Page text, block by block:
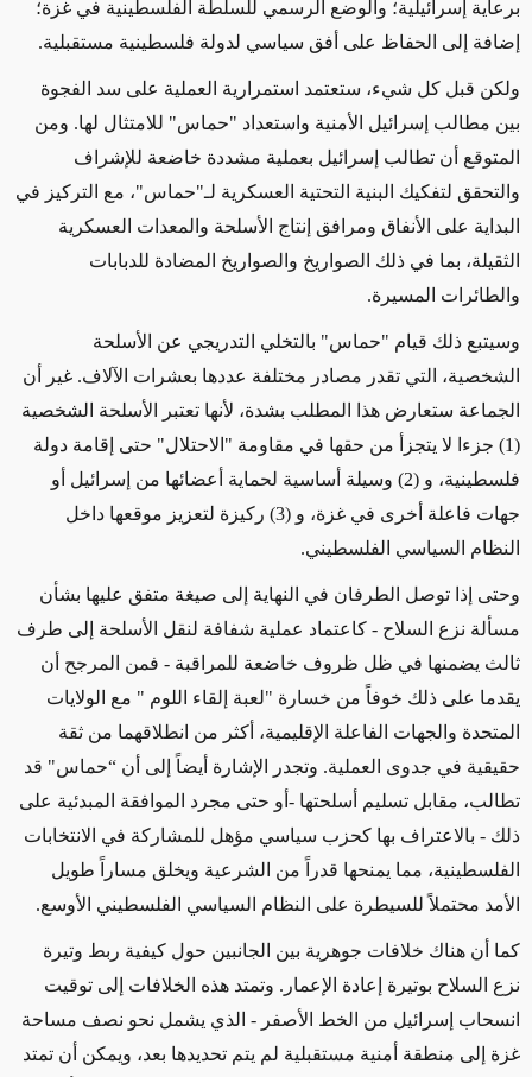
برعاية إسرائيلية؛ والوضع الرسمي للسلطة الفلسطينية في غزة؛
إضافة إلى الحفاظ على أفق سياسي لدولة فلسطينية مستقبلية.
ولكن قبل كل شيء، ستعتمد استمرارية العملية على سد الفجوة
بين مطالب إسرائيل الأمنية واستعداد "حماس" للامتثال لها. ومن
المتوقع أن تطالب إسرائيل بعملية مشددة خاضعة للإشراف
والتحقق لتفكيك البنية التحتية العسكرية لـ"حماس"، مع التركيز في
البداية على الأنفاق ومرافق إنتاج الأسلحة والمعدات العسكرية
الثقيلة، بما في ذلك الصواريخ والصواريخ المضادة للدبابات
والطائرات المسيرة.
وسيتبع ذلك قيام "حماس" بالتخلي التدريجي عن الأسلحة
الشخصية، التي تقدر مصادر مختلفة عددها بعشرات الآلاف. غير أن
الجماعة ستعارض هذا المطلب بشدة، لأنها تعتبر الأسلحة الشخصية
(1)
جزءا لا يتجزأ من حقها في مقاومة "الاحتلال" حتى إقامة دولة
فلسطينية، و (2)
وسيلة أساسية لحماية أعضائها من إسرائيل أو
جهات فاعلة أخرى في غزة، و (3)
ركيزة لتعزيز موقعها داخل
النظام السياسي الفلسطيني.
وحتى إذا توصل الطرفان في النهاية إلى صيغة متفق عليها بشأن
مسألة نزع السلاح - كاعتماد عملية شفافة لنقل الأسلحة إلى طرف
ثالث يضمنها في ظل ظروف خاضعة للمراقبة - فمن المرجح أن
يقدما على ذلك خوفاً من خسارة "لعبة إلقاء اللوم " مع الولايات
المتحدة والجهات الفاعلة الإقليمية، أكثر من انطلاقهما من ثقة
حقيقية في جدوى العملية. وتجدر الإشارة أيضاً إلى أن “حماس" قد
تطالب، مقابل تسليم أسلحتها - أو حتى مجرد الموافقة المبدئية على
ذلك - بالاعتراف بها كحزب سياسي مؤهل للمشاركة في الانتخابات
الفلسطينية، مما يمنحها قدراً من الشرعية ويخلق مساراً طويل
الأمد محتملاً للسيطرة على النظام السياسي الفلسطيني الأوسع.
كما أن هناك خلافات جوهرية بين الجانبين حول كيفية ربط وتيرة
نزع السلاح بوتيرة إعادة الإعمار. وتمتد هذه الخلافات إلى توقيت
انسحاب إسرائيل من الخط الأصفر - الذي يشمل نحو نصف مساحة
غزة إلى منطقة أمنية مستقبلية لم يتم تحديدها بعد، ويمكن أن تمتد